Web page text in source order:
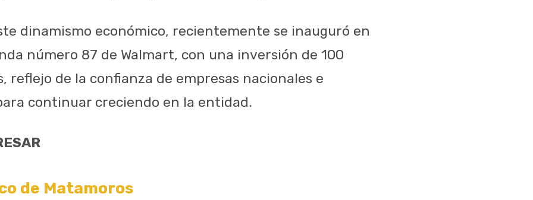
dinamismo económico, recientemente se inauguró en
número 87 de Walmart, con una inversión de 100
reflejo de la confianza de empresas nacionales e
continuar creciendo en la entidad.
de Matamoros